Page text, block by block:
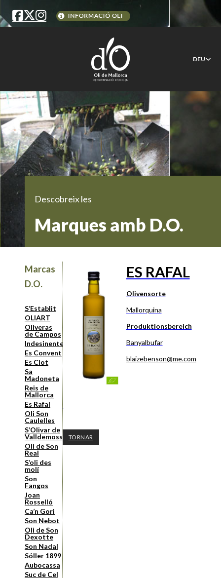
DEU
Descobreix les
Marques amb D.O.
Marcas
D.O.
S’Establit
OLIART
Oliveras
de Campos
Indesinenter
Es Convent
Es Clot
Sa
Madoneta
Reis de
Mallorca
Es Rafal
Oli Son
Caulelles
S’Olivar de
Valldemossa
Oli de Son
Real
S’oli des
molí
Son
Fangos
Joan
Rosselló
Ca’n Gori
Son Nebot
Oli de Son
Dexotte
Son Nadal
Sóller 1899
Aubocassa
Suc de Cel
ES RAFAL
Olivensorte
Mallorquina
Produktionsbereich
Banyalbufar
blaizebenson@me.com
TORNAR